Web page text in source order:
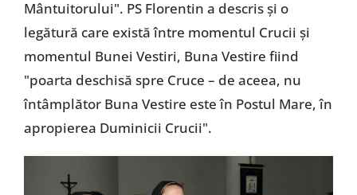
Mântuitorului". PS Florentin a descris şi o
legătură care există între momentul Crucii şi
momentul Bunei Vestiri, Buna Vestire fiind
"poarta deschisă spre Cruce – de aceea, nu
întâmplător Buna Vestire este în Postul Mare, în
apropierea Duminicii Crucii".